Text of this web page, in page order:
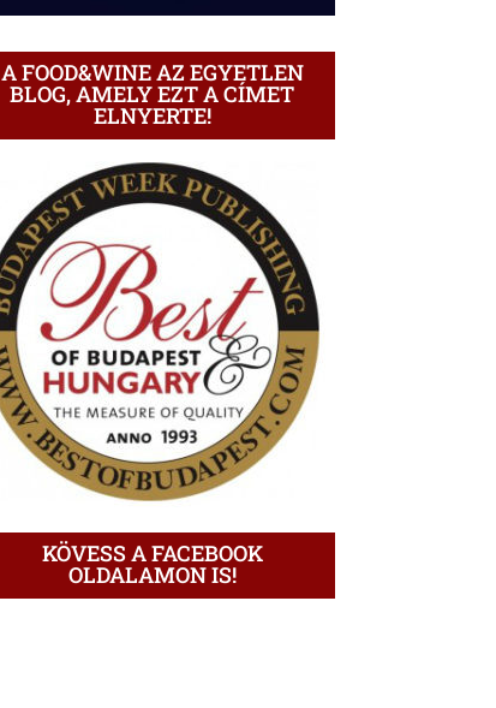
A FOOD&WINE AZ EGYETLEN
BLOG, AMELY EZT A CÍMET
ELNYERTE!
KÖVESS A FACEBOOK
OLDALAMON IS!